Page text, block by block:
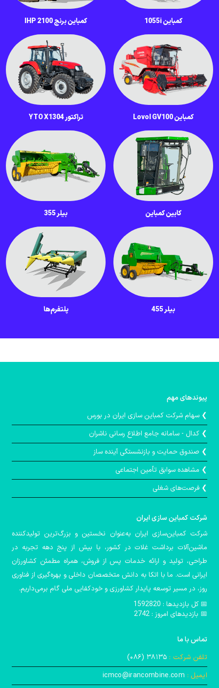
کمباین 1055i کمباین برنج IHP 2100
کمباین Lovol GV100 تراکتور YTO X1304
کابین کمباین بیلر 355
بیلر 455 پلتفرم‌ها
پیوندهای مهم
❯ سهام شرکت کمباین سازی ایران در بورس
❯ کدال - سامانه جامع اطلاع رسانی ناشران
❯ صندوق حمايت و بازنشستگی آينده ساز
❯ مشاهده سوابق تأمین اجتماعی
❯ فرصت‌های شغلی
شركت كمباین سازی ایران
شرکت کمباین‌سازی ایران به‌عنوان نخستین و بزرگ‌ترین تولیدکننده
ماشین‌آلات برداشت غلات در کشور، با بیش از پنج دهه تجربه در
طراحی، تولید و ارائه خدمات پس از فروش، همراه مطمئن کشاورزان
ایرانی است. ما با اتکا به دانش متخصصان داخلی و بهره‌گیری از فناوری
روز، در مسیر توسعه پایدار کشاورزی و خودکفایی ملی گام برمی‌داریم.
📅️ کل بازدیدها : 1592820
📅 بازدیدهای امروز : 2742
تماس با ما
تلفن شرکت : ۳۸۱۳۵ (۰۸۶)
ایمیل : icmco@irancombine.com